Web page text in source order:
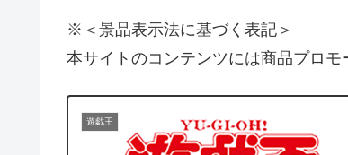
※＜景品表示法に基づく表記＞
本サイトのコンテンツには商品プロモ
遊戯王